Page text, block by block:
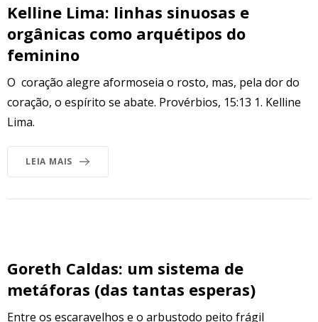
Kelline Lima: linhas sinuosas e
orgânicas como arquétipos do
feminino
O coração alegre aformoseia o rosto, mas, pela dor do
coração, o espírito se abate. Provérbios, 15:13 1. Kelline
Lima.
LEIA MAIS
Goreth Caldas: um sistema de
metáforas (das tantas esperas)
Entre os escaravelhos e o arbustodo peito frágil